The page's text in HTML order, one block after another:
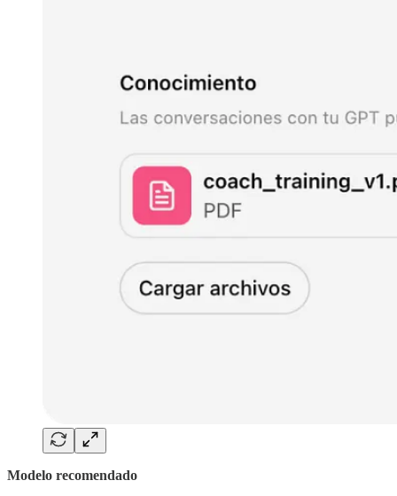
Modelo recomendado